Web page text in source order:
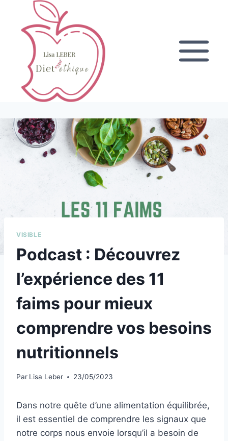
VISIBLE
Podcast : Découvrez
l’expérience des 11
faims pour mieux
comprendre vos besoins
nutritionnels
Par Lisa Leber 23/05/2023
Dans notre quête d’une alimentation équilibrée,
il est essentiel de comprendre les signaux que
notre corps nous envoie lorsqu’il a besoin de